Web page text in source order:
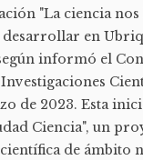
"La ciencia nos
desarrollar en
informó el
de 2023. Esta
Ciencia", un
de ámbito